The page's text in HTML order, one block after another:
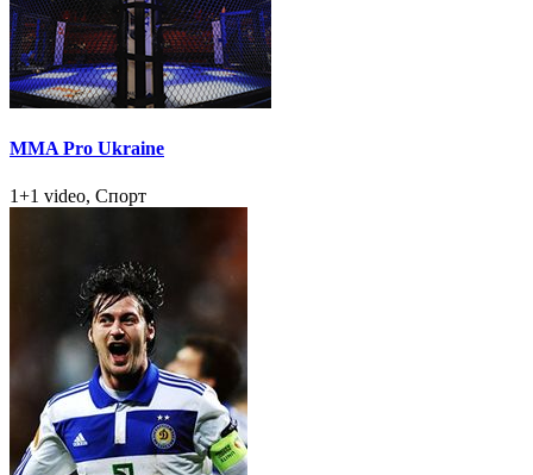
MMA Pro Ukraine
1+1 video, Спорт